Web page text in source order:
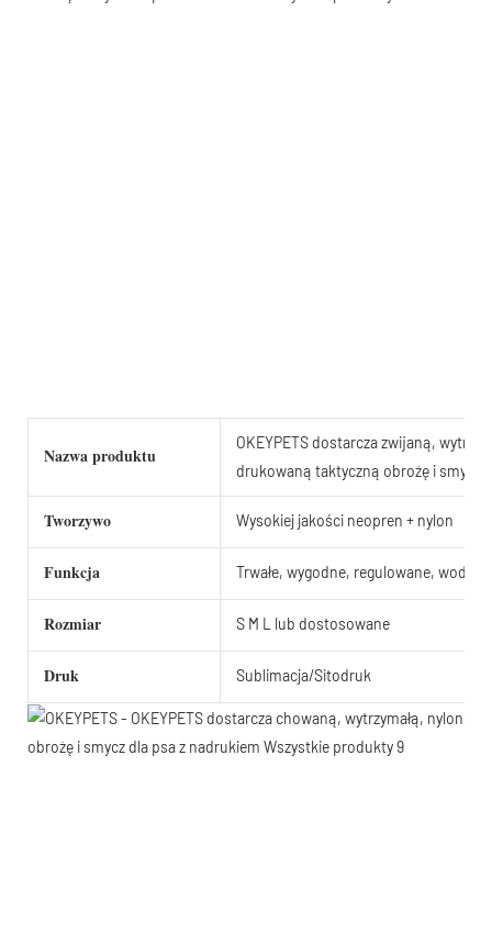
Nazwa produktu
OKEYPETS dostarcza zwijaną,
drukowaną taktyczną obrożę i smycz
Tworzywo Wysokiej jakości neopren + nylon
Funkcja Trwałe, wygodne, regulowane,
Rozmiar S M L lub dostosowane
Druk Sublimacja/Sitodruk